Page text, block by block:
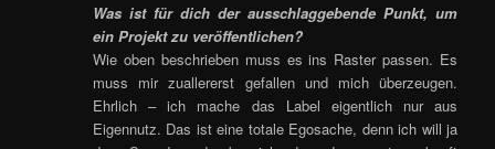
Was ist für dich der ausschlaggebende Punkt, um
ein Projekt zu veröffentlichen?
Wie oben beschrieben muss es ins Raster passen. Es
muss mir zuallererst gefallen und mich überzeugen.
Ehrlich – ich mache das Label eigentlich nur aus
Eigennutz. Das ist eine totale Egosache, denn ich will ja